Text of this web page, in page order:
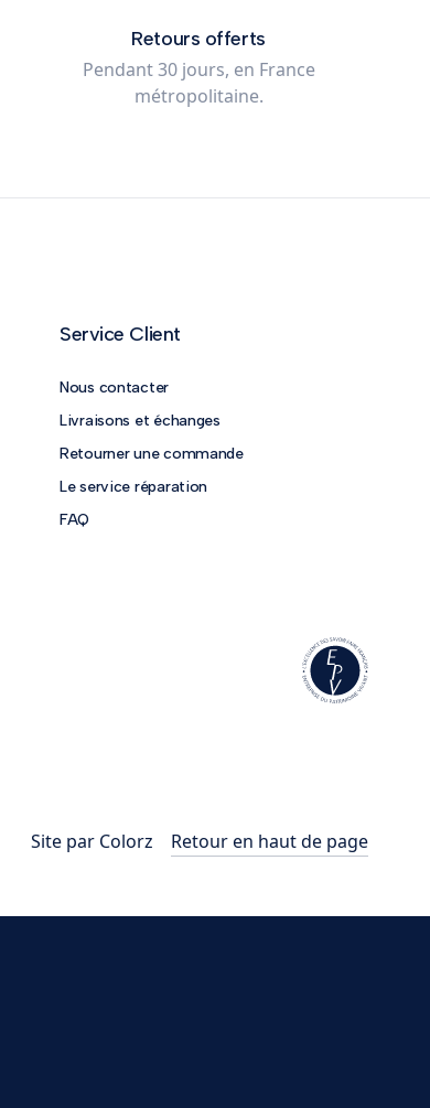
Retours offerts
Pendant 30 jours, en France
métropolitaine.
Service Client
Nous contacter
Livraisons et échanges
Retourner une commande
Le service réparation
FAQ
Site par Colorz Retour en haut de page